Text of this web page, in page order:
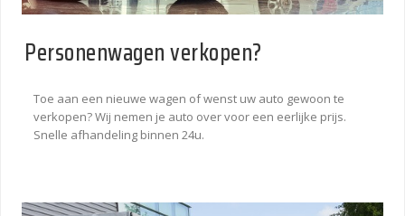
Personenwagen verkopen?
Toe aan een nieuwe wagen of wenst uw auto gewoon te
verkopen? Wij nemen je auto over voor een eerlijke prijs.
Snelle afhandeling binnen 24u.